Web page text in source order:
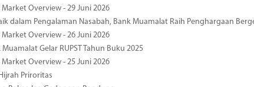
Market Overview - 29 Juni 2026
dalam Pengalaman Nasabah, Bank Muamalat Raih Penghargaan
Market Overview - 26 Juni 2026
Muamalat Gelar RUPST Tahun Buku 2025
Market Overview - 25 Juni 2026
Priroritas